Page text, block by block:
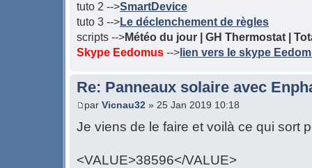
tuto 2 -->SmartDevice
tuto 3 -->Le déclenchement de règles
scripts -->Météo du jour | GH Thermostat |
Skype Eedomus --> lien vers le skype
Re: Panneaux solaire avec
par Vicnau32 » 25 Jan 2019 10:18
Je viens de le faire et voilà ce qui sort
<VALUE>38596</VALUE>